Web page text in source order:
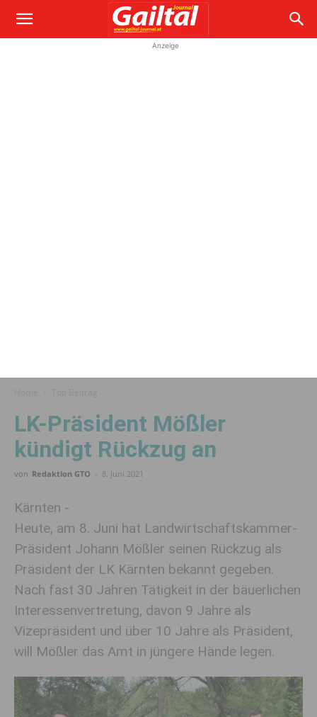
Anzeige
LK-Präsident Mößler
kündigt Rückzug an
von Redaktion GTO - 8. Juni 2021
Kärnten -
Heute, am 8. Juni hat Landwirtschaftskammer-
Präsident Johann Mößler seinen Rückzug als
Präsident der LK Kärnten bekannt gegeben.
Nach fast 30 Jahren Tätigkeit in der bäuerlichen
Interessenvertretung, davon 9 Jahre als
Vizepräsident und über 10 Jahre als Präsident,
will Mößler das Amt in jüngere Hände legen.